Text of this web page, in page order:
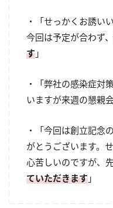
・「せっかくお誘い
今回は予定が合わず
す 」
・「弊社の感染症対
いますが来週の懇親
・「今回は創立記念
がとうございます。
心苦しいのですが、
ていただきます 」